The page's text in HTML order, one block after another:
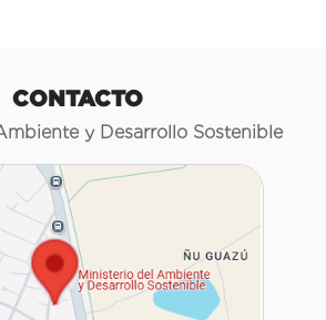
CONTACTO
y Desarrollo Sostenible